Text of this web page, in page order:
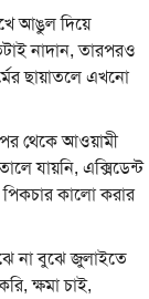
আঙুল দিয়ে
নাদান, তারপরও
ছায়াতলে এখনো
থেকে আওয়ামী
যায়নি, এক্সিডেন্ট
পিকচার কালো করার
না বুঝে জুলাইতে
ক্ষমা চাই,